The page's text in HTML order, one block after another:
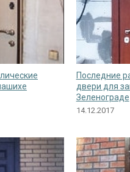
Последние
двери для
Зеленограде
14.12.2017